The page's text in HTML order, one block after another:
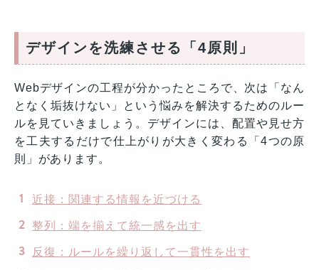
デザインを洗練させる「4原則」
Webデザインの工程が分かったところで、次は「なん
となく垢抜けない」という悩みを解決するためのルー
ルを見ていきましょう。デザインには、配置や見せ方
を工夫するだけで仕上がりが大きく変わる「4つの原
則」があります。
近接：関連する情報を近づける
整列：端を揃えて統一感を出す
反復：ルールを繰り返して一貫性を出す